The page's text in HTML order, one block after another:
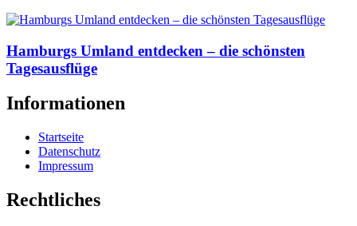
Hamburgs Umland entdecken – die schönsten
Tagesausflüge
Informationen
Startseite
Datenschutz
Impressum
Rechtliches